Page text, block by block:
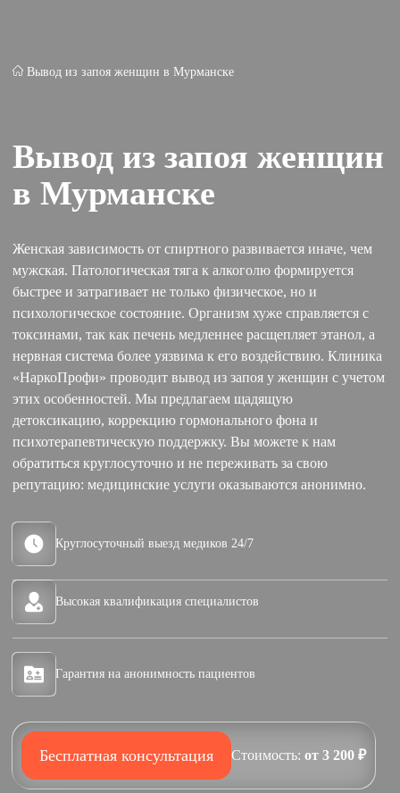
Вывод из запоя женщин в Мурманске
Вывод из запоя женщин
в Мурманске
Женская зависимость от спиртного развивается иначе, чем
мужская. Патологическая тяга к алкоголю формируется
быстрее и затрагивает не только физическое, но и
психологическое состояние. Организм хуже справляется с
токсинами, так как печень медленнее расщепляет этанол, а
нервная система более уязвима к его воздействию. Клиника
«НаркоПрофи» проводит вывод из запоя у женщин с учетом
этих особенностей. Мы предлагаем щадящую
детоксикацию, коррекцию гормонального фона и
психотерапевтическую поддержку. Вы можете к нам
обратиться круглосуточно и не переживать за свою
репутацию: медицинские услуги оказываются анонимно.
Круглосуточный выезд медиков 24/7
Высокая квалификация специалистов
Гарантия на анонимность пациентов
Бесплатная консультация Стоимость: от 3 200 ₽